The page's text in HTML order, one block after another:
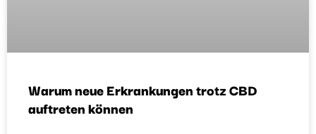
Warum neue Erkrankungen trotz CBD
auftreten können